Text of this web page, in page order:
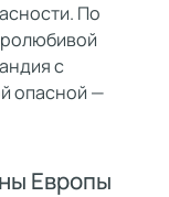
По
с
опасной —
Европы